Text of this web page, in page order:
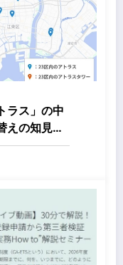
ラス」の中
えの知見、
ランド価値